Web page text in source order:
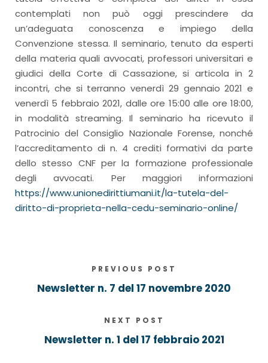
contemplati non può oggi prescindere da
un’adeguata conoscenza e impiego della
Convenzione stessa. Il seminario, tenuto da esperti
della materia quali avvocati, professori universitari e
giudici della Corte di Cassazione, si articola in 2
incontri, che si terranno venerdì 29 gennaio 2021 e
venerdì 5 febbraio 2021, dalle ore 15:00 alle ore 18:00,
in modalità streaming. Il seminario ha ricevuto il
Patrocinio del Consiglio Nazionale Forense, nonché
l’accreditamento di n. 4 crediti formativi da parte
dello stesso CNF per la formazione professionale
degli avvocati. Per maggiori informazioni
https://www.unionedirittiumani.it/la-tutela-del-
diritto-di-proprieta-nella-cedu-seminario-online/
PREVIOUS POST
Newsletter n. 7 del 17 novembre 2020
NEXT POST
Newsletter n. 1 del 17 febbraio 2021